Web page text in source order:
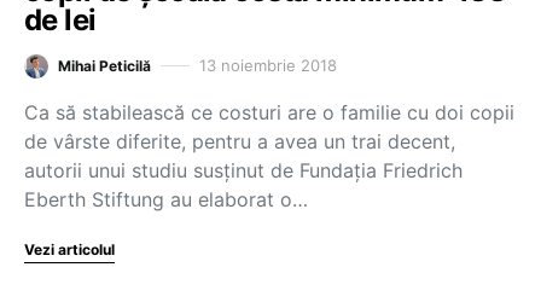
de lei
Mihai Peticilă 13 noiembrie 2018
Ca să stabilească ce costuri are o familie cu doi copii
de vârste diferite, pentru a avea un trai decent,
autorii unui studiu susținut de Fundația Friedrich
Eberth Stiftung au elaborat o…
Vezi articolul